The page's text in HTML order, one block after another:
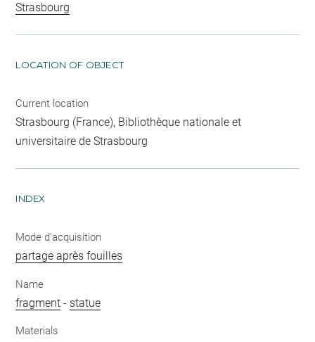
Strasbourg
LOCATION OF OBJECT
Current location
Strasbourg (France), Bibliothèque nationale et
universitaire de Strasbourg
INDEX
Mode d'acquisition
partage après fouilles
Name
fragment - statue
Materials